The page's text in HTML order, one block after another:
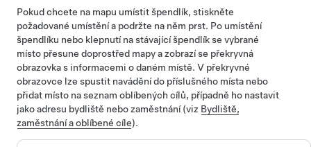
Pokud chcete na mapu umístit špendlík, stiskněte
požadované umístění a podržte na něm prst. Po umístění
špendlíku nebo klepnutí na stávající špendlík se vybrané
místo přesune doprostřed mapy a zobrazí se překryvná
obrazovka s informacemi o daném místě. V překryvné
obrazovce lze spustit navádění do příslušného místa nebo
přidat místo na seznam oblíbených cílů, případně ho nastavit
jako adresu bydliště nebo zaměstnání (viz Bydliště,
zaměstnání a oblíbené cíle).